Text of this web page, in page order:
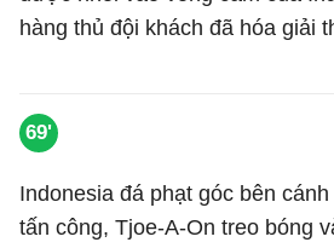
hàng thủ đội khách đã hóa giải
69'
Indonesia đá phạt góc bên
tấn công, Tjoe-A-On treo bóng